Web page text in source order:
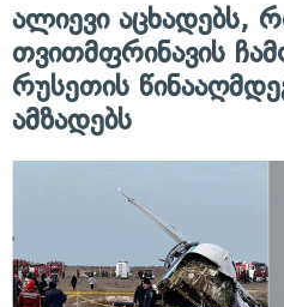
ალიევი აცხადებს,
თვითმფრინავის
რუსეთის
ამზადებს